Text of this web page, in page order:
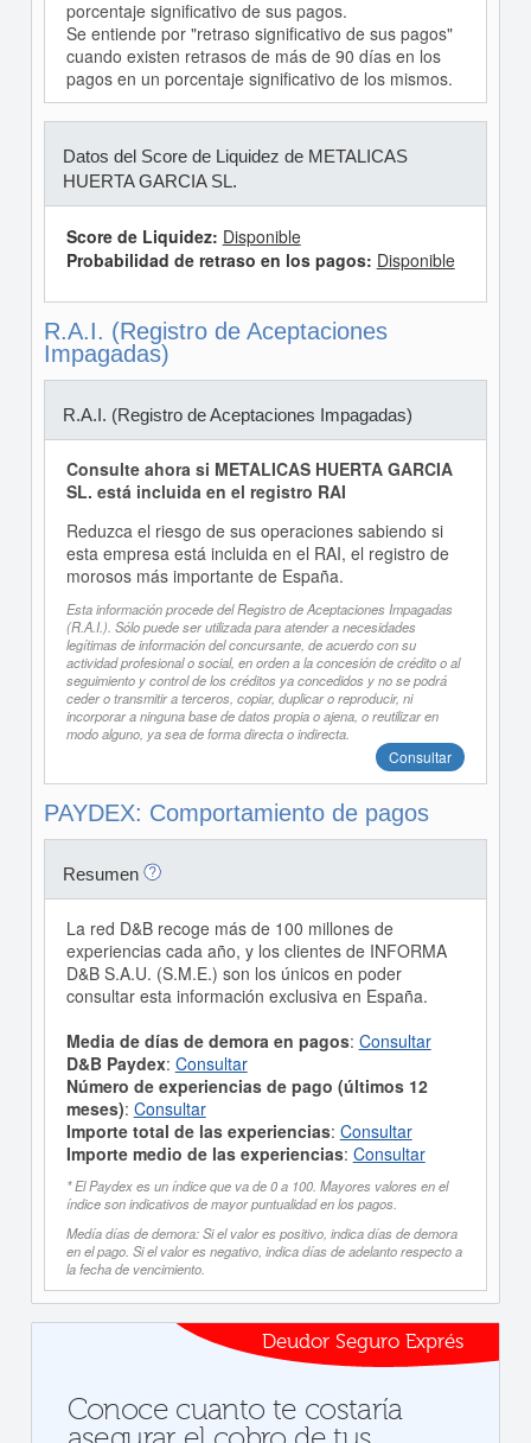
porcentaje significativo de sus pagos.
Se entiende por "retraso significativo de sus pagos"
cuando existen retrasos de más de 90 días en los
pagos en un porcentaje significativo de los mismos.
Datos del Score de Liquidez de METALICAS
HUERTA GARCIA SL.
Score de Liquidez: Disponible
Probabilidad de retraso en los pagos: Disponible
R.A.I. (Registro de Aceptaciones
Impagadas)
R.A.I. (Registro de Aceptaciones Impagadas)
Consulte ahora si METALICAS HUERTA GARCIA
SL. está incluida en el registro RAI
Reduzca el riesgo de sus operaciones sabiendo si
esta empresa está incluida en el RAI, el registro de
morosos más importante de España.
Esta información procede del Registro de Aceptaciones Impagadas
(R.A.I.). Sólo puede ser utilizada para atender a necesidades
legítimas de información del concursante, de acuerdo con su
actividad profesional o social, en orden a la concesión de crédito o al
seguimiento y control de los créditos ya concedidos y no se podrá
ceder o transmitir a terceros, copiar, duplicar o reproducir, ni
incorporar a ninguna base de datos propia o ajena, o reutilizar en
modo alguno, ya sea de forma directa o indirecta.
Consultar
PAYDEX: Comportamiento de pagos
Resumen
La red D&B recoge más de 100 millones de
experiencias cada año, y los clientes de INFORMA
D&B S.A.U. (S.M.E.) son los únicos en poder
consultar esta información exclusiva en España.
Media de días de demora en pagos: Consultar
D&B Paydex: Consultar
Número de experiencias de pago (últimos 12
meses): Consultar
Importe total de las experiencias: Consultar
Importe medio de las experiencias: Consultar
* El Paydex es un índice que va de 0 a 100. Mayores valores en el
índice son indicativos de mayor puntualidad en los pagos.
Medía días de demora: Si el valor es positivo, indica días de demora
en el pago. Si el valor es negativo, indica días de adelanto respecto a
la fecha de vencimiento.
Deudor Seguro Exprés
Conoce cuanto te costaría